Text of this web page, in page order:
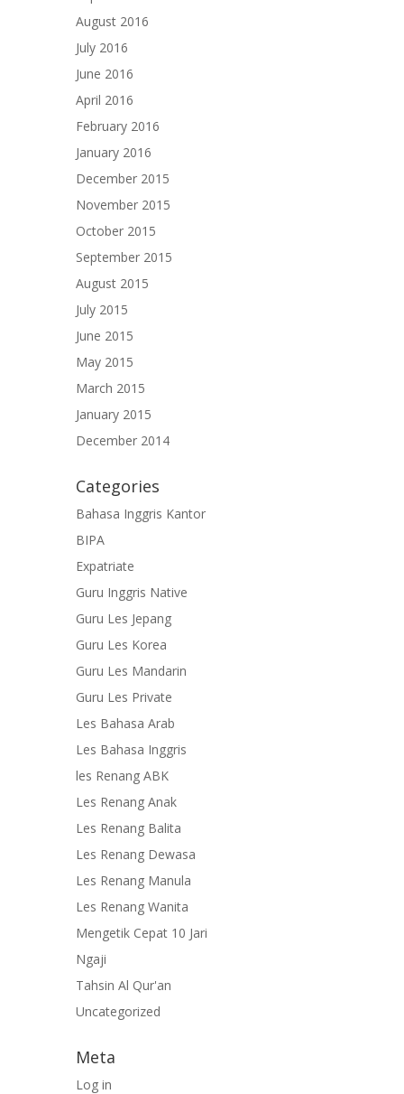
August 2016
July 2016
June 2016
April 2016
February 2016
January 2016
December 2015
November 2015
October 2015
September 2015
August 2015
July 2015
June 2015
May 2015
March 2015
January 2015
December 2014
Categories
Bahasa Inggris Kantor
BIPA
Expatriate
Guru Inggris Native
Guru Les Jepang
Guru Les Korea
Guru Les Mandarin
Guru Les Private
Les Bahasa Arab
Les Bahasa Inggris
les Renang ABK
Les Renang Anak
Les Renang Balita
Les Renang Dewasa
Les Renang Manula
Les Renang Wanita
Mengetik Cepat 10 Jari
Ngaji
Tahsin Al Qur'an
Uncategorized
Meta
Log in